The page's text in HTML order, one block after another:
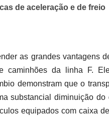
de aceleração e de freio
as grandes vantagens
caminhões da linha F.
demonstram que o
substancial diminuição do
equipados com caixa